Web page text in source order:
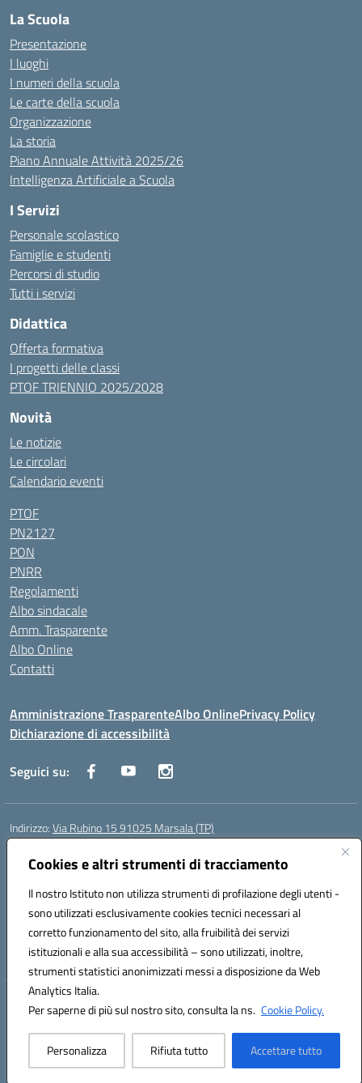
Cookies e altri strumenti di tracciamento
Il nostro Istituto non utilizza strumenti di profilazione degli utenti -
sono utilizzati esclusivamente cookies tecnici necessari al
corretto funzionamento del sito, alla fruibilità dei servizi
istituzionali e alla sua accessibilità – sono utilizzati, inoltre,
strumenti statistici anonimizzati messi a disposizione da Web
Analytics Italia.
Per saperne di più sul nostro sito, consulta la ns. Cookie Policy.
Personalizza Rifiuta tutto Accettare tutto
La Scuola
Presentazione
I luoghi
I numeri della scuola
Le carte della scuola
Organizzazione
La storia
Piano Annuale Attività 2025/26
Intelligenza Artificiale a Scuola
I Servizi
Personale scolastico
Famiglie e studenti
Percorsi di studio
Tutti i servizi
Didattica
Offerta formativa
I progetti delle classi
PTOF TRIENNIO 2025/2028
Novità
Le notizie
Le circolari
Calendario eventi
PTOF
PN2127
PON
PNRR
Regolamenti
Albo sindacale
Amm. Trasparente
Albo Online
Contatti
Amministrazione TrasparenteAlbo OnlinePrivacy Policy
Dichiarazione di accessibilità
Seguici su:
Indirizzo:Via Rubino 15 91025 Marsala (TP)
Centralino:
Posta elettronica certificata (PEC):TPIC83900G@pec.istruzione.it
Codice fiscale: 91032370818
Codice meccanografico:TPIC83900G
Codice Indice delle Pubbliche Amministrazioni (IPA): icggm
Codice unico di fatturazione (CUF): UFJKJ7
Hosting & Powered by 3D Solution S.r.l.
Concept & Design by Designers Italia